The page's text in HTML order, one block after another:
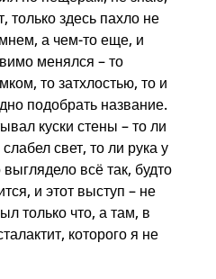
только здесь пахло не
а чем-то еще, и
менялся – то
то затхлостью, то и
подобрать название.
куски стены – то ли
свет, то ли рука у
всё так, будто
и этот выступ – не
только что, а там, в
которого я не